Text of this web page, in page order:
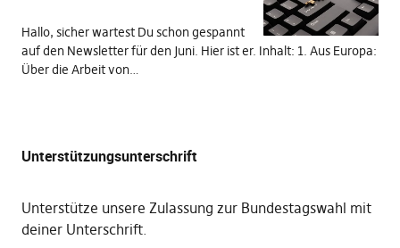
Hallo, sicher wartest Du schon gespannt
auf den Newsletter für den Juni. Hier ist er. Inhalt: 1. Aus Europa:
Über die Arbeit von…
Unterstützungsunterschrift
Unterstütze unsere Zulassung zur Bundestagswahl mit
deiner Unterschrift.